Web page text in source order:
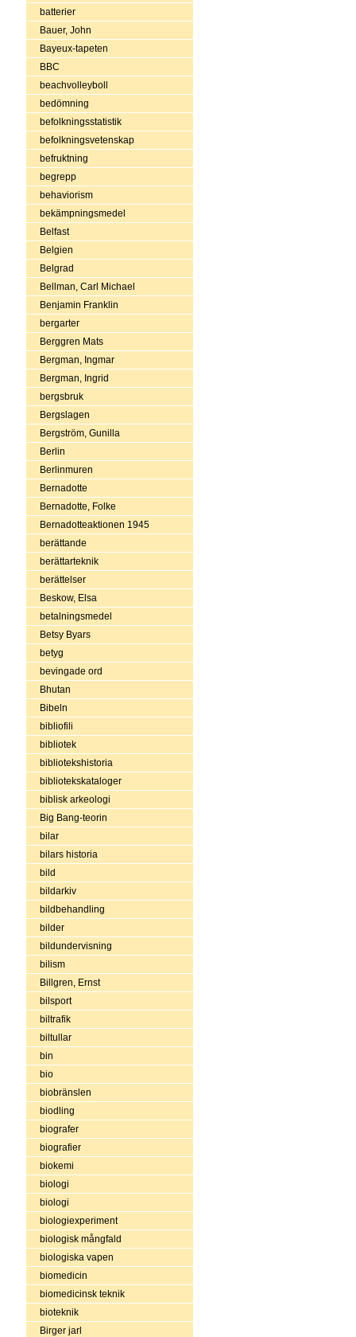
batterier
Bauer, John
Bayeux-tapeten
BBC
beachvolleyboll
bedömning
befolkningsstatistik
befolkningsvetenskap
befruktning
begrepp
behaviorism
bekämpningsmedel
Belfast
Belgien
Belgrad
Bellman, Carl Michael
Benjamin Franklin
bergarter
Berggren Mats
Bergman, Ingmar
Bergman, Ingrid
bergsbruk
Bergslagen
Bergström, Gunilla
Berlin
Berlinmuren
Bernadotte
Bernadotte, Folke
Bernadotteaktionen 1945
berättande
berättarteknik
berättelser
Beskow, Elsa
betalningsmedel
Betsy Byars
betyg
bevingade ord
Bhutan
Bibeln
bibliofili
bibliotek
bibliotekshistoria
bibliotekskataloger
biblisk arkeologi
Big Bang-teorin
bilar
bilars historia
bild
bildarkiv
bildbehandling
bilder
bildundervisning
bilism
Billgren, Ernst
bilsport
biltrafik
biltullar
bin
bio
biobränslen
biodling
biografer
biografier
biokemi
biologi
biologi
biologiexperiment
biologisk mångfald
biologiska vapen
biomedicin
biomedicinsk teknik
bioteknik
Birger jarl